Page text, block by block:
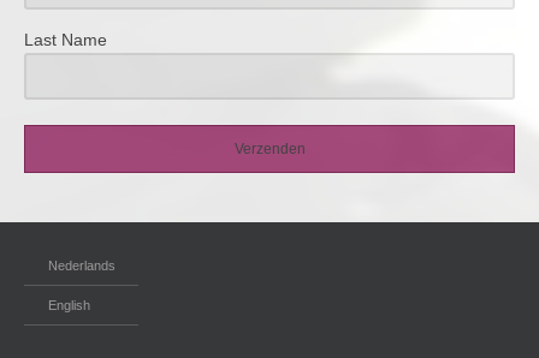
Last Name
Verzenden
Nederlands
English